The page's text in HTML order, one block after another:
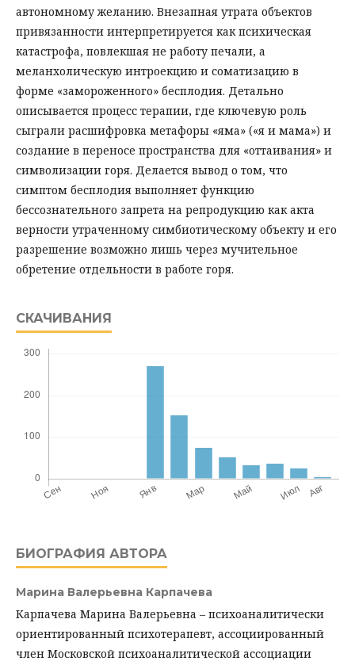
автономному желанию. Внезапная утрата объектов
привязанности интерпретируется как психическая
катастрофа, повлекшая не работу печали, а
меланхолическую интроекцию и соматизацию в
форме «замороженного» бесплодия. Детально
описывается процесс терапии, где ключевую роль
сыграли расшифровка метафоры «яма» («я и мама») и
создание в переносе пространства для «оттаивания» и
символизации горя. Делается вывод о том, что
симптом бесплодия выполняет функцию
бессознательного запрета на репродукцию как акта
верности утраченному симбиотическому объекту и его
разрешение возможно лишь через мучительное
обретение отдельности в работе горя.
СКАЧИВАНИЯ
БИОГРАФИЯ АВТОРА
Марина Валерьевна Карпачева
Карпачева Марина Валерьевна – психоаналитически
ориентированный психотерапевт, ассоциированный
член Московской психоаналитической ассоциации